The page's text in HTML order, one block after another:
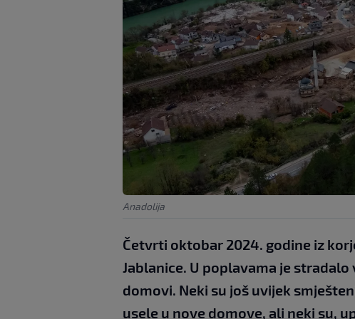
Anadolija
Četvrti oktobar 2024. godine iz
Jablanice. U poplavama je
domovi. Neki su još uvijek
usele u nove domove, ali neki su,